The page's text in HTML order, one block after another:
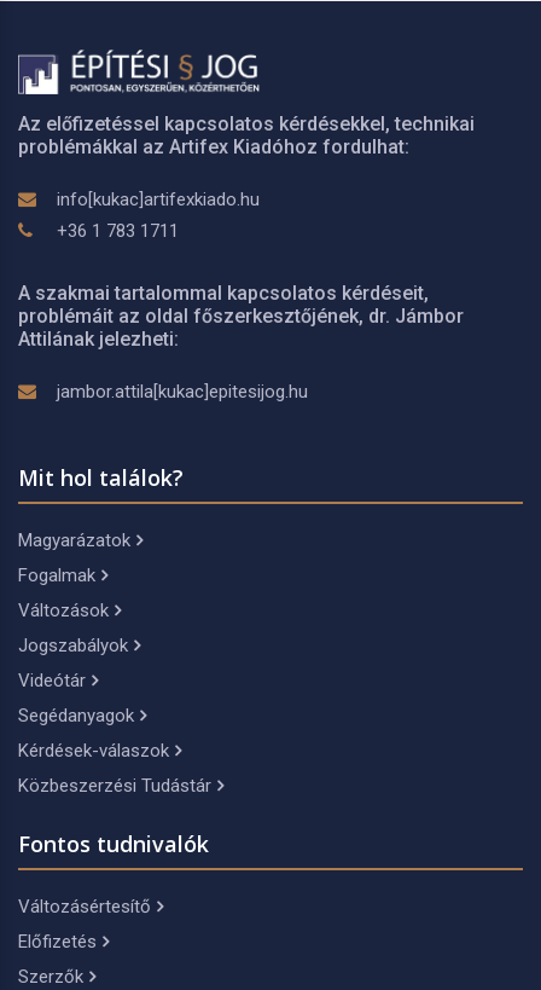
Az előfizetéssel kapcsolatos kérdésekkel, technikai
problémákkal az Artifex Kiadóhoz fordulhat:
info[kukac]artifexkiado.hu
+36 1 783 1711
A szakmai tartalommal kapcsolatos kérdéseit,
problémáit az oldal főszerkesztőjének, dr. Jámbor
Attilának jelezheti:
jambor.attila[kukac]epitesijog.hu
Mit hol találok?
Magyarázatok
Fogalmak
Változások
Jogszabályok
Videótár
Segédanyagok
Kérdések-válaszok
Közbeszerzési Tudástár
Fontos tudnivalók
Változásértesítő
Előfizetés
Szerzők